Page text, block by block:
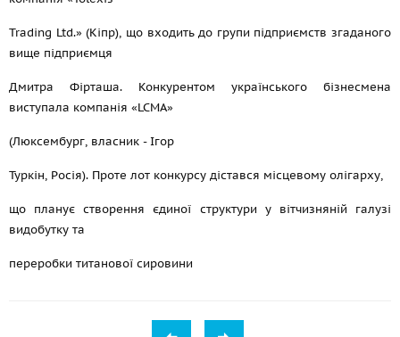
Trading Ltd.» (Кіпр), що входить до групи підприємств згаданого
вище підприємця
Дмитра Фірташа. Конкурентом українського бізнесмена
виступала компанія «LCMA»
(Люксембург, власник - Ігор
Туркін, Росія). Проте лот конкурсу дістався місцевому олігарху,
що планує створення єдиної структури у вітчизняній галузі
видобутку та
переробки титанової сировини